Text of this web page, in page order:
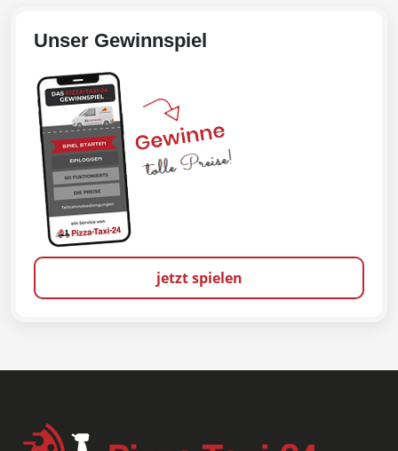
Unser Gewinnspiel
jetzt spielen